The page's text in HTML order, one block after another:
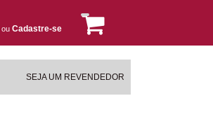
ou Cadastre-se
SEJA UM REVENDEDOR